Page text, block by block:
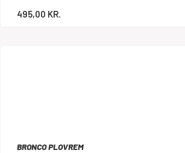
495,00 KR.
BRONCO PLOVREM